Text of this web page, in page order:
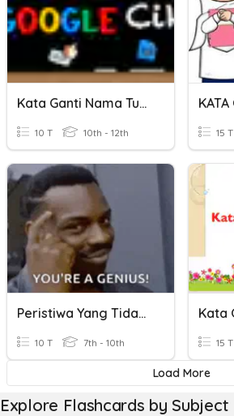
Kata Ganti Nama Tunjuk
10 T 10th - 12th 15 T
Peristiwa Yang Tidak Dapat Dilupakan.
10 T 7th - 10th
Kata
15 T
Load More
Explore Flashcards by Subject